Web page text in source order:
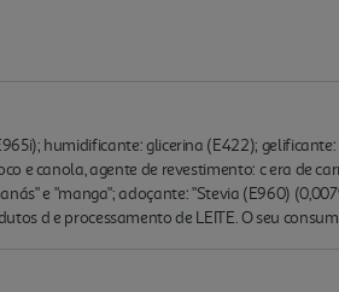
humidificante: glicerina (E422);
e canola, agente de revestimento: c era de
e "manga"; adoçante: "Stevia (E960)
d e processamento de LEITE. O seu